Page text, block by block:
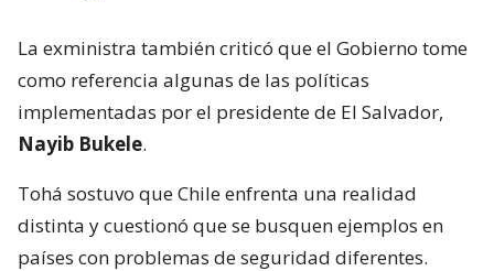
La exministra también criticó que el Gobierno tome
como referencia algunas de las políticas
implementadas por el presidente de El Salvador,
Nayib Bukele.
Tohá sostuvo que Chile enfrenta una realidad
distinta y cuestionó que se busquen ejemplos en
países con problemas de seguridad diferentes.